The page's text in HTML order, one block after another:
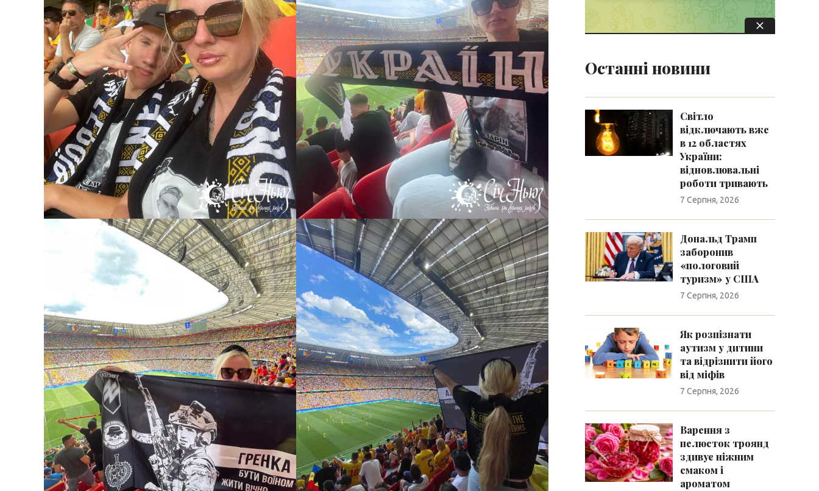
Останні новини
Світло
відключають вже
в 12 областях
України:
відновлювальні
роботи тривають
7 Серпня, 2026
Дональд Трамп
заборонив
«пологовий
туризм» у США
7 Серпня, 2026
Як розпізнати
аутизм у дитини
та відрізнити його
від міфів
7 Серпня, 2026
Варення з
пелюсток троянд
здивує ніжним
смаком і
ароматом